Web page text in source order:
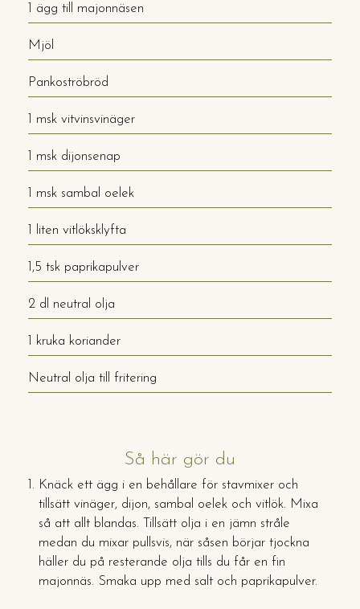
1 ägg till majonnäsen
Mjöl
Pankoströbröd
1 msk vitvinsvinäger
1 msk dijonsenap
1 msk sambal oelek
1 liten vitlöksklyfta
1,5 tsk paprikapulver
2 dl neutral olja
1 kruka koriander
Neutral olja till fritering
Så här gör du
Knäck ett ägg i en behållare för stavmixer och
tillsätt vinäger, dijon, sambal oelek och vitlök. Mixa
så att allt blandas. Tillsätt olja i en jämn stråle
medan du mixar pullsvis, när såsen börjar tjockna
häller du på resterande olja tills du får en fin
majonnäs. Smaka upp med salt och paprikapulver.